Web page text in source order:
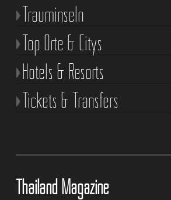
Trauminseln
Top Orte & Citys
Hotels & Resorts
Tickets & Transfers
Thailand Magazine